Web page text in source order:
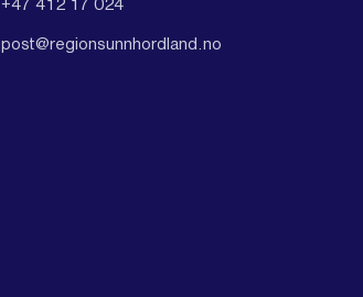
+47 412 17 024
post@regionsunnhordland.no